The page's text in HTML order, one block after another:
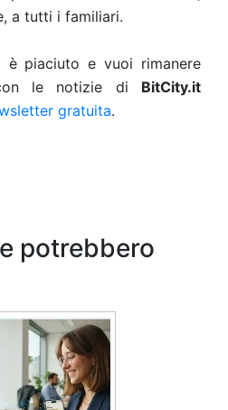
a tutti i familiari.
piaciuto e vuoi rimanere
le notizie di BitCity.it
gratuita.
potrebbero